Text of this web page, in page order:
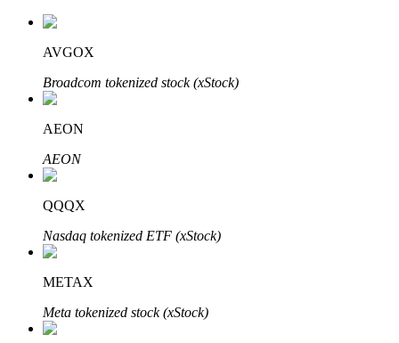
Automatyczna inwestycja
Zdobądź długoterminowy zysk i elastyczne zainteresowania
AVGOX
Broadcom tokenized stock (xStock)
AEON
AEON
QQQX
Nasdaq tokenized ETF (xStock)
METAX
Meta tokenized stock (xStock)